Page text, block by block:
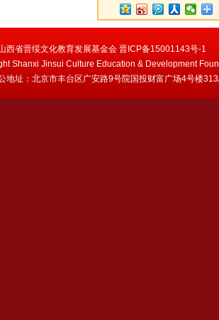
西省晋绥文化教育发展基金会 晋ICP备15001143号-1
Shanxi Jinsui Culture Education & Development
地址：北京市丰台区广安路9号院国投财富广场4号楼